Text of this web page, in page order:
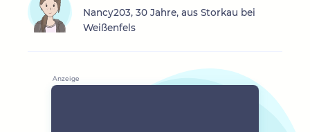
Nancy203, 30 Jahre, aus Storkau bei
Weißenfels